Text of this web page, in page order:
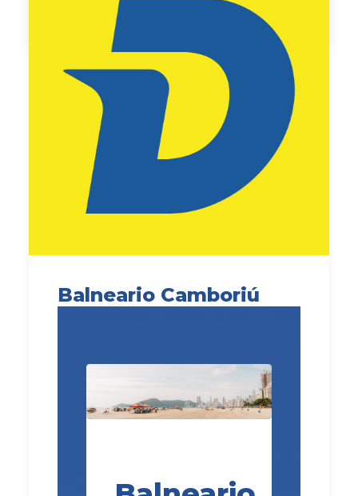
by Carla Viviani
Balneario Camboriú